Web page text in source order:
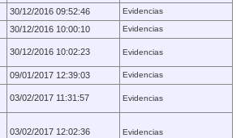
30/12/2016 09:52:46
Evidencias
30/12/2016 10:00:10
Evidencias
30/12/2016 10:02:23 Evidencias
09/01/2017 12:39:03
Evidencias
03/02/2017 11:31:57 Evidencias
03/02/2017 12:02:36 Evidencias